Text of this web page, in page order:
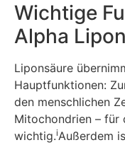
Wichtige
Alpha
Liponsäure
Hauptfunktionen:
den menschlichen
Mitochondrien – für
wichtig.iAußerdem